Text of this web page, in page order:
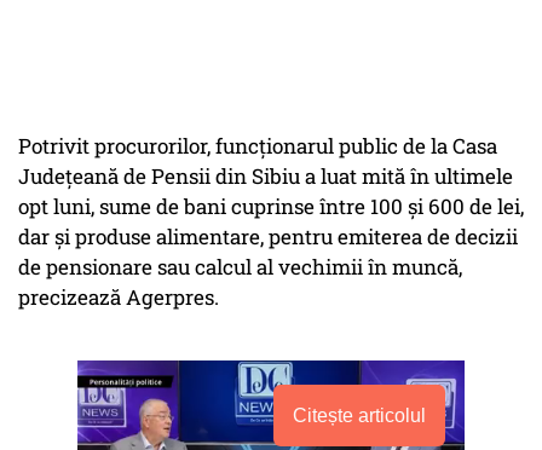
Potrivit procurorilor, funcţionarul public de la Casa
Judeţeană de Pensii din Sibiu a luat mită în ultimele
opt luni, sume de bani cuprinse între 100 şi 600 de lei,
dar şi produse alimentare, pentru emiterea de decizii
de pensionare sau calcul al vechimii în muncă,
precizează Agerpres.
Citește articolul